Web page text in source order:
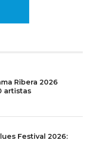
Ribera 2026
artistas
Festival 2026: